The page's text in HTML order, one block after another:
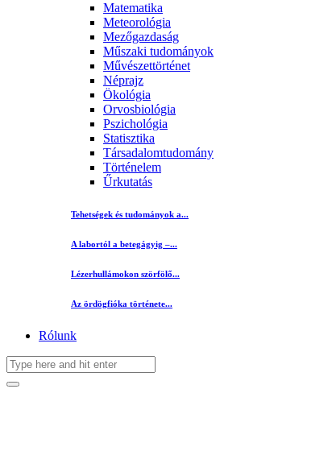
Matematika
Meteorológia
Mezőgazdaság
Műszaki tudományok
Művészettörténet
Néprajz
Ökológia
Orvosbiológia
Pszichológia
Statisztika
Társadalomtudomány
Történelem
Űrkutatás
Tehetségek és tudományok a...
A labortól a betegágyig –...
Lézerhullámokon szörfölő...
Az ördögfióka története...
Rólunk